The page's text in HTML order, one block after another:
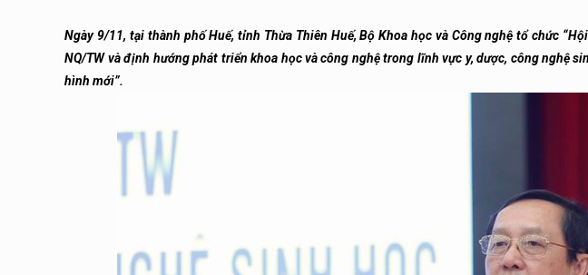
Ngày 9/11, tại thành phố Huế, tỉnh Thừa Thiên Huế, Bộ Khoa học và Công nghệ tổ chức
NQ/TW và định hướng phát triển khoa học và công nghệ trong lĩnh vực y, dược, công nghệ
hình mới”.